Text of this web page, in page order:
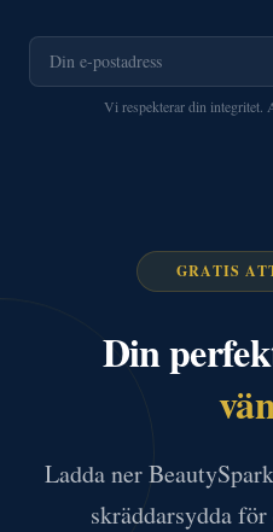
Vi respekterar din integritet.
GRATIS
Din
Ladda ner
skräddarsydda